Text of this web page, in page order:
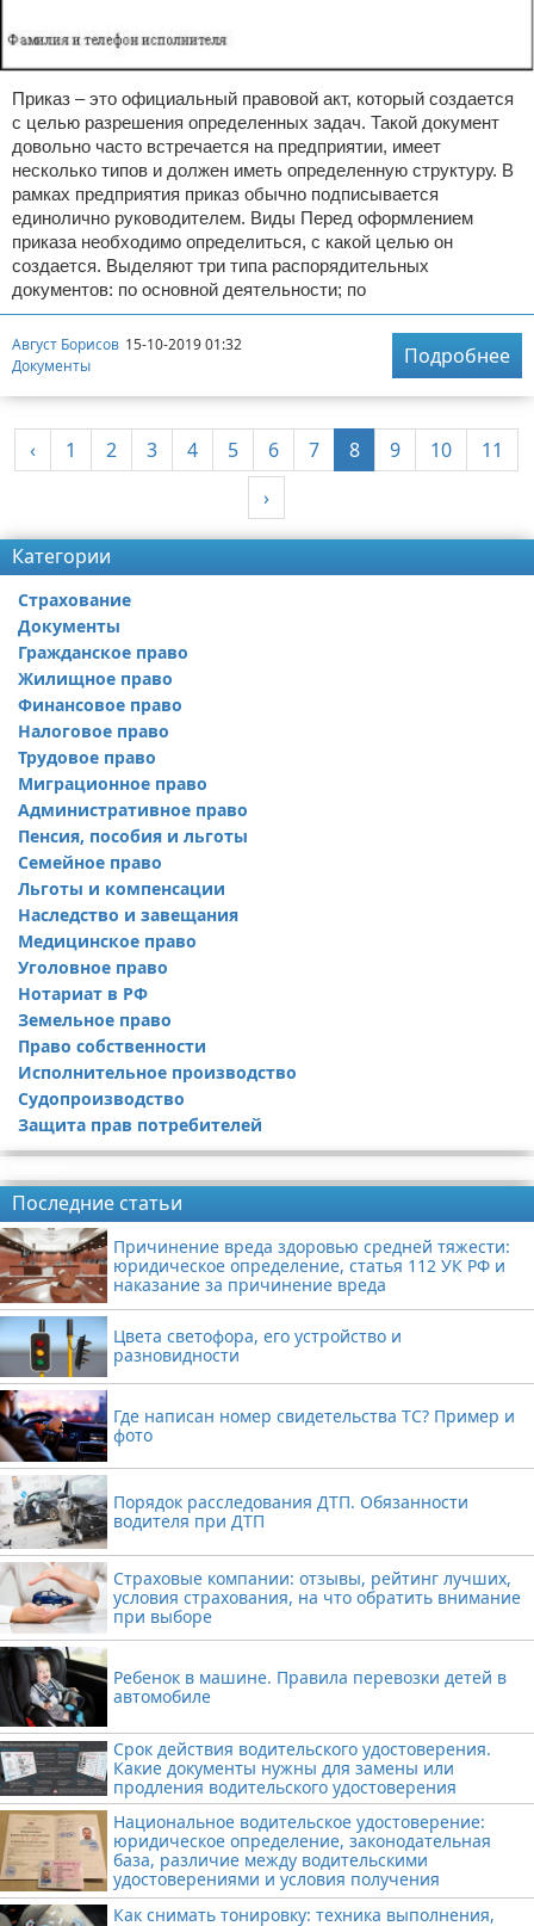
Приказ – это официальный правовой акт, который создается
с целью разрешения определенных задач. Такой документ
довольно часто встречается на предприятии, имеет
несколько типов и должен иметь определенную структуру. В
рамках предприятия приказ обычно подписывается
единолично руководителем. Виды Перед оформлением
приказа необходимо определиться, с какой целью он
создается. Выделяют три типа распорядительных
документов: по основной деятельности; по
Август Борисов 15-10-2019 01:32
Документы
Подробнее
‹ 1 2 3 4 5 6 7 8 9 10
11
›
Категории
Страхование
Документы
Гражданское право
Жилищное право
Финансовое право
Налоговое право
Трудовое право
Миграционное право
Административное право
Пенсия, пособия и льготы
Семейное право
Льготы и компенсации
Наследство и завещания
Медицинское право
Уголовное право
Нотариат в РФ
Земельное право
Право собственности
Исполнительное производство
Судопроизводство
Защита прав потребителей
Последние статьи
Причинение вреда здоровью средней тяжести:
юридическое определение, статья 112 УК РФ и
наказание за причинение вреда
Цвета светофора, его устройство и
разновидности
Где написан номер свидетельства ТС? Пример и
фото
Порядок расследования ДТП. Обязанности
водителя при ДТП
Страховые компании: отзывы, рейтинг лучших,
условия страхования, на что обратить внимание
при выборе
Ребенок в машине. Правила перевозки детей в
автомобиле
Срок действия водительского удостоверения.
Какие документы нужны для замены или
продления водительского удостоверения
Национальное водительское удостоверение:
юридическое определение, законодательная
база, различие между водительскими
удостоверениями и условия получения
Как снимать тонировку: техника выполнения,